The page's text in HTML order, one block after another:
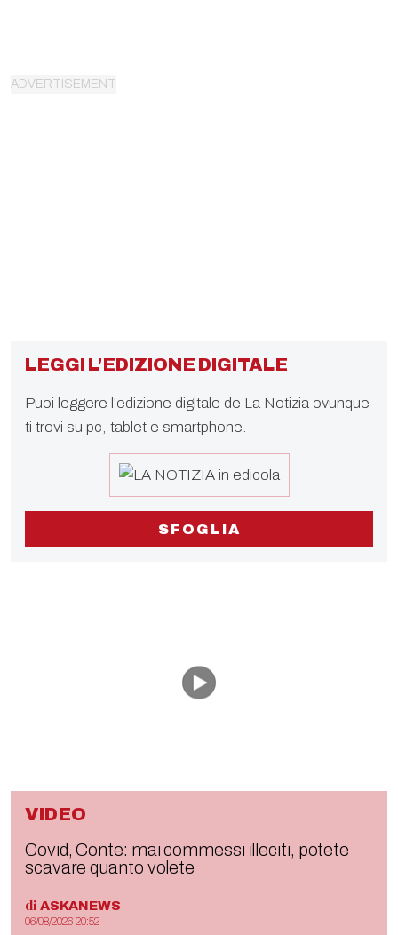
LEGGI L'EDIZIONE DIGITALE
Puoi leggere l'edizione digitale de La Notizia ovunque
ti trovi su pc, tablet e smartphone.
SFOGLIA
VIDEO
Covid, Conte: mai commessi illeciti, potete
scavare quanto volete
di ASKANEWS
06/08/2026 20:52